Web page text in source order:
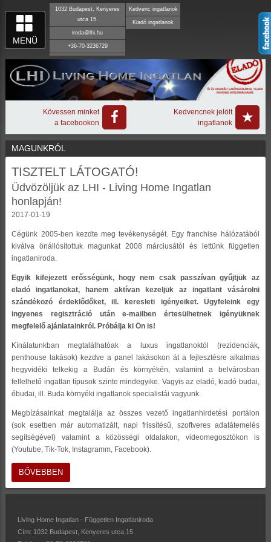
MENÜ
1032 Budapest, Kenyeres
utca 15.
iroda@lhi.hu
+36-70-3236729
Kedvenc ingatlanok
Kiadó ingatlanok
Kövessen minket
a facebookon
Kedvencnek jelölt
ingatlanok
MAGUNKRÓL
TISZTELT LÁTOGATÓ!
Üdvözöljük az LHI - Living Home Ingatlan
honlapján!
2017-01-19
Cégünk 2005-ben kezdte meg tevékenységét. Egy franchise hálózatából
kiválva önállósítottuk magunkat 2008 márciusától és lettünk független
ingatlaniroda.
Egyik kifejezett erősségünk, hogy nem csak passzívan gyűjtjük az
eladó ingatlanokat, hanem aktívan kezeljük az ingatlant vásárolni
szándékozó érdeklődőket, ill. keresleti igényeiket. Ügyfeleink egy
ingyenes regisztráció után e-mailben értesülhetnek igényüknek
megfelelő ajánlatainkról. Próbálja ki Ön is!
Kínálatunkban megtalálhatóak a luxus ingatlanoktól (rezidenciák,
penthouse lakások) kezdve a panel lakásokon át a fejlesztésre alkalmas
hegyvidéki telkekig a Budán és környékén, valamint a belvárosban
fellelhető ingatlan típusok szinte mindegyike. Vagyis az eladó, kiadó budai,
óbudai, ill. Buda környéki ingatlanok specialistái vagyunk.
Megbízásainkat megtalálja az összes vezető ingatlanhirdetési portálon
(sok esetben már automatizált, napi frissítésű, szoftveres adatátemelés
segítségével) valamint a közösségi oldalakon, videomegosztókon is
(Youtube, Tik-Tok, Instagramm, Facebook).
BŐVEBBEN
Living Home Ingatlan - Független Ingatlaniroda
Cím: 1032 Budapest, Kenyeres utca 15.